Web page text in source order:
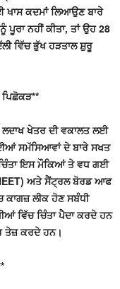
ਖਾਸ ਕਦਮਾਂ ਲਿਆਉਣ ਬਾਰੇ
ਪੂਰਾ ਨਹੀਂ ਕੀਤਾ, ਤਾਂ ਉਹ 28
ਵਿੱਚ ਭੁੱਖ ਹੜਤਾਲ ਸ਼ੁਰੂ
ਖੇਤਰ ਦੀ ਵਕਾਲਤ ਲਈ
ਸਮੱਸਿਆਵਾਂ ਦੇ ਬਾਰੇ ਸਖਤ
ਚਿੰਤਾ ਇਸ ਮੌਕਿਆਂ ਤੇ ਵਧ ਗਈ
ਅਤੇ ਸੈਂਟ੍ਰਲ ਬੋਰਡ ਆਫ
ਲੀਕ ਹੋਣ ਸਬੰਧੀ
ਵਿੱਚ ਚਿੰਤਾ ਪੈਦਾ ਕਰਦੇ ਹਨ
ਤੇਜ਼ ਕਰਦੇ ਹਨ।